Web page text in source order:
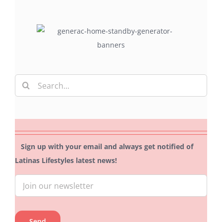
Search
for:
Sign up with your email and always get notified of
Latinas Lifestyles latest news!